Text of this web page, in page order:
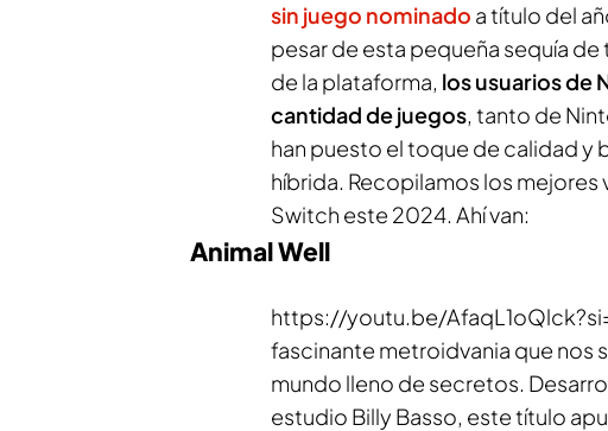
sin juego nominado a título del
pesar de esta pequeña sequía
de la plataforma, los usuarios de
cantidad de juegos, tanto de
han puesto el toque de calidad y
híbrida. Recopilamos los
Switch este 2024. Ahí van:
Animal Well
https://youtu.be/
fascinante metroidvania que nos
mundo lleno de secretos.
estudio Billy Basso, este título